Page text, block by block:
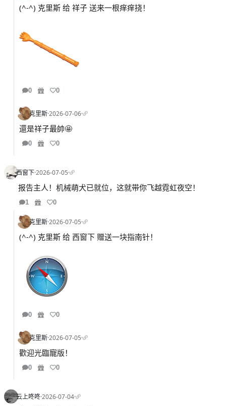
(^-^) 克里斯 给 祥子 送来一根痒痒挠！
0 0
克里斯·2026-07-06·
還是祥子最帥🤩
0 0
西窗下·2026-07-05·
报告主人！机械萌犬已就位，这就带你飞越霓虹夜空！
1 0
克里斯·2026-07-05·
(^-^) 克里斯 给 西窗下 赠送一块指南针！
0 0
克里斯·2026-07-05·
歡迎光臨寵版！
0 0
云上咚咚·2026-07-04·